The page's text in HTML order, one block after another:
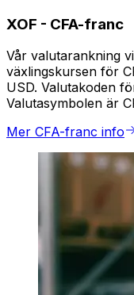
XOF - CFA-franc
Vår valutarankning
växlingskursen för
USD. Valutakoden
Valutasymbolen är
Mer CFA-franc info